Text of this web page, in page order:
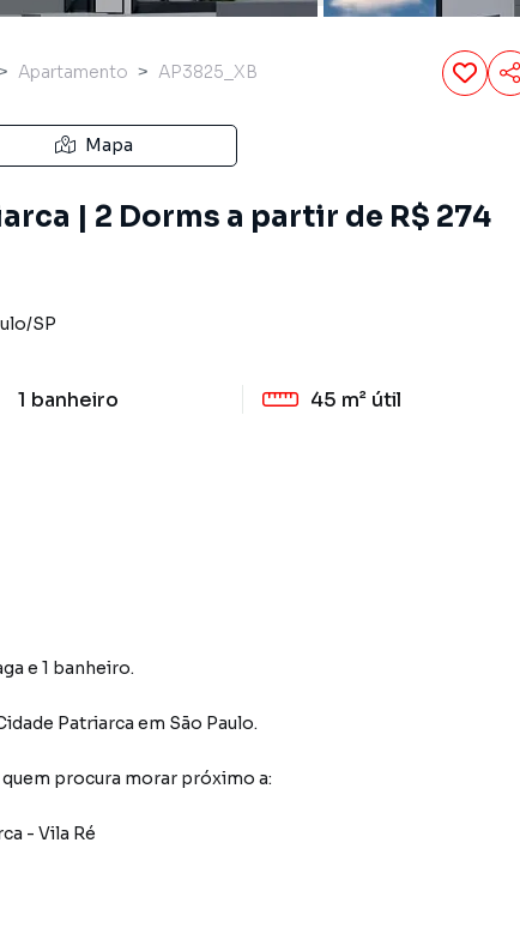
Apartamento AP3825_XB
Mapa
| 2 Dorms a partir de R$ 274
/SP
1 banheiro 45 m² útil
e 1 banheiro.
Patriarca em São Paulo.
procura morar próximo a:
- Vila Ré